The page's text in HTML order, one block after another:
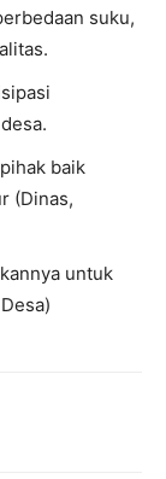
suku,
baik
(Dinas,
untuk